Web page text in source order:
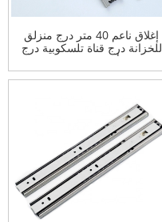
إغلاق ناعم 40 متر درج منزلق
للخزانة درج قناة تلسكوبية درج
منزلق أسفل خزانة محمل
سفلي dtc درج منزلق سكة